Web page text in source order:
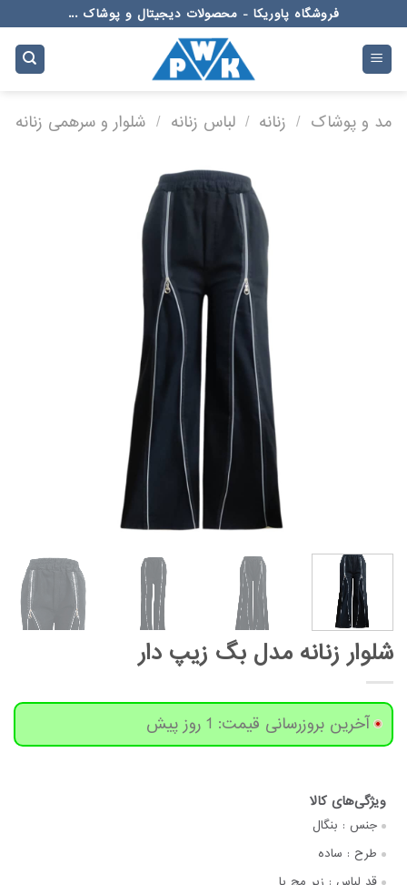
to
content
فروشگاه پاوریکا - محصولات دیجیتال و پوشاک ...
مد و پوشاک / زنانه / لباس زنانه / شلوار و سرهمی زنانه
شلوار زنانه مدل بگ زیپ دار
آخرین بروزرسانی قیمت: 1 روز پیش
جنس : بنگال
طرح : ساده